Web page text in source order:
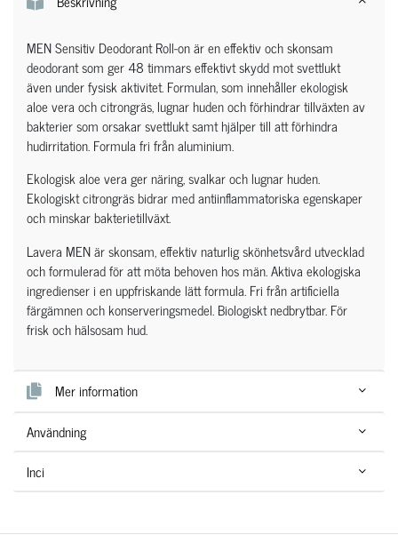
MEN Sensitiv Deodorant Roll-on är en effektiv och skonsam
deodorant som ger 48 timmars effektivt skydd mot svettlukt
även under fysisk aktivitet. Formulan, som innehåller ekologisk
aloe vera och citrongräs, lugnar huden och förhindrar tillväxten av
bakterier som orsakar svettlukt samt hjälper till att förhindra
hudirritation. Formula fri från aluminium.
Ekologisk aloe vera ger näring, svalkar och lugnar huden.
Ekologiskt citrongräs bidrar med antiinflammatoriska egenskaper
och minskar bakterietillväxt.
Lavera MEN är skonsam, effektiv naturlig skönhetsvård utvecklad
och formulerad för att möta behoven hos män. Aktiva ekologiska
ingredienser i en uppfriskande lätt formula. Fri från artificiella
färgämnen och konserveringsmedel. Biologiskt nedbrytbar. För
frisk och hälsosam hud.
Mer information
Användning
Inci